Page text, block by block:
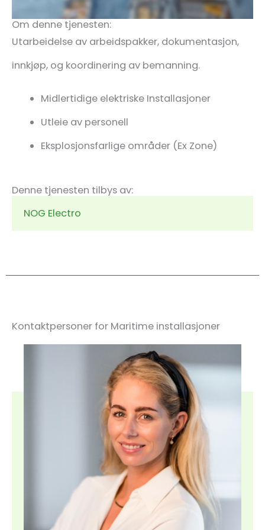
Om denne tjenesten:
Utarbeidelse av arbeidspakker, dokumentasjon,
innkjøp, og koordinering av bemanning.
Midlertidige elektriske Installasjoner
Utleie av personell
Eksplosjonsfarlige områder (Ex Zone)
Denne tjenesten tilbys av:
NOG Electro
Kontaktpersoner for Maritime installasjoner